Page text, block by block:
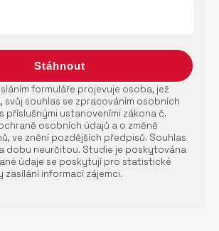
formuláře projevuje osoba, jež
svůj souhlas se zpracováním osobních
příslušnými ustanoveními zákona č.
osobních údajů a o změně
ve znění pozdějších předpisů. Souhlas
dobu neurčitou. Studie je poskytována
údaje se poskytují pro statistické
zasílání informací zájemci.